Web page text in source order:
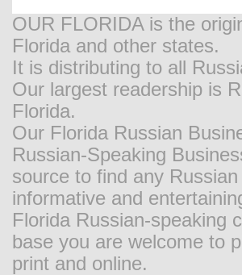
OUR FLORIDA is the
Florida and other states.
It is distributing to all
Our largest readership is
Florida.
Our Florida Russian
Russian-Speaking
source to find any
informative and
Florida Russian-speaking
base you are welcome to
print and online.